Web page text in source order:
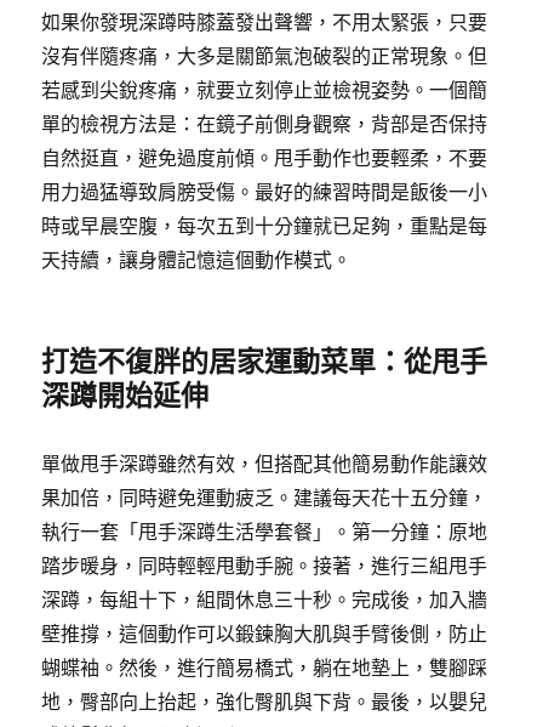
如果你發現深蹲時膝蓋發出聲響，不用太緊張，只要
沒有伴隨疼痛，大多是關節氣泡破裂的正常現象。但
若感到尖銳疼痛，就要立刻停止並檢視姿勢。一個簡
單的檢視方法是：在鏡子前側身觀察，背部是否保持
自然挺直，避免過度前傾。甩手動作也要輕柔，不要
用力過猛導致肩膀受傷。最好的練習時間是飯後一小
時或早晨空腹，每次五到十分鐘就已足夠，重點是每
天持續，讓身體記憶這個動作模式。
打造不復胖的居家運動菜單：從甩手
深蹲開始延伸
單做甩手深蹲雖然有效，但搭配其他簡易動作能讓效
果加倍，同時避免運動疲乏。建議每天花十五分鐘，
執行一套「甩手深蹲生活學套餐」。第一分鐘：原地
踏步暖身，同時輕輕甩動手腕。接著，進行三組甩手
深蹲，每組十下，組間休息三十秒。完成後，加入牆
壁推撐，這個動作可以鍛鍊胸大肌與手臂後側，防止
蝴蝶袖。然後，進行簡易橋式，躺在地墊上，雙腳踩
地，臀部向上抬起，強化臀肌與下背。最後，以嬰兒